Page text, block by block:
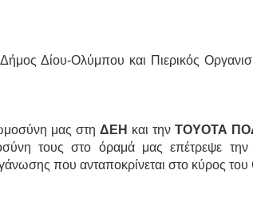
Δήμος Δίου-Ολύμπου και Πιερικός
μας στηΔΕΗ και τηνTOYOTA
τους στο όραμά μας επέτρεψε
που ανταποκρίνεται στο κύρος